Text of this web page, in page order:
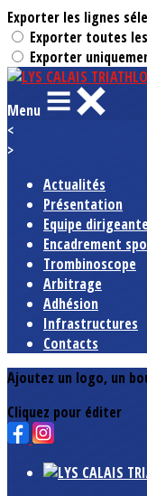
Exporter les lignes
Exporter toutes
Exporter
Menu
<
>
Actualités
Présentation
Equipe
Encadrement
Trombinoscope
Arbitrage
Adhésion
Infrastructures
Contacts
Ajoutez un logo, un
Cliquez pour éditer